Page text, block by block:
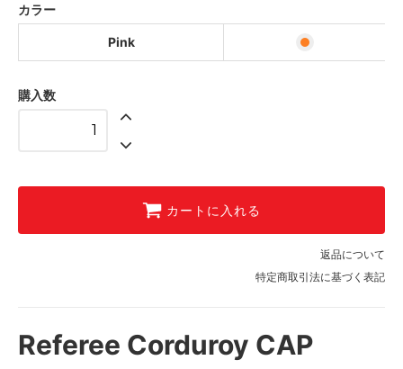
カラー
Pink
購入数
カートに入れる
返品について
特定商取引法に基づく表記
Referee Corduroy CAP